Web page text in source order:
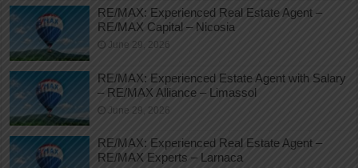
RE/MAX: Experienced Real Estate Agent –
RE/MAX Capital – Nicosia
June 29, 2026
RE/MAX: Experienced Estate Agent with Salary
– RE/MAX Alliance – Limassol
June 29, 2026
RE/MAX: Experienced Real Estate Agent –
RE/MAX Experts – Larnaca